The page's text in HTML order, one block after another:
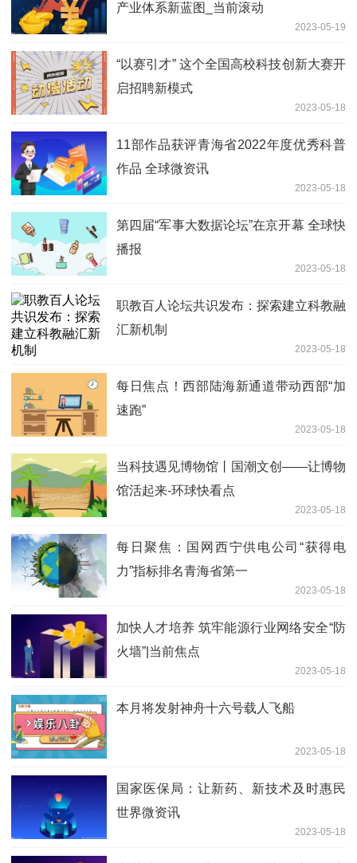
产业体系新蓝图_当前滚动
2023-05-19
“以赛引才” 这个全国高校科技创新大赛开
启招聘新模式
2023-05-18
11部作品获评青海省2022年度优秀科普
作品 全球微资讯
2023-05-18
第四届“军事大数据论坛”在京开幕 全球快
播报
2023-05-18
职教百人论坛共识发布：探索建立科教融
汇新机制
2023-05-18
每日焦点！西部陆海新通道带动西部“加
速跑”
2023-05-18
当科技遇见博物馆丨国潮文创——让博物
馆活起来-环球快看点
2023-05-18
每日聚焦：国网西宁供电公司“获得电
力”指标排名青海省第一
2023-05-18
加快人才培养 筑牢能源行业网络安全“防
火墙”|当前焦点
2023-05-18
本月将发射神舟十六号载人飞船
2023-05-18
国家医保局：让新药、新技术及时惠民
世界微资讯
2023-05-18